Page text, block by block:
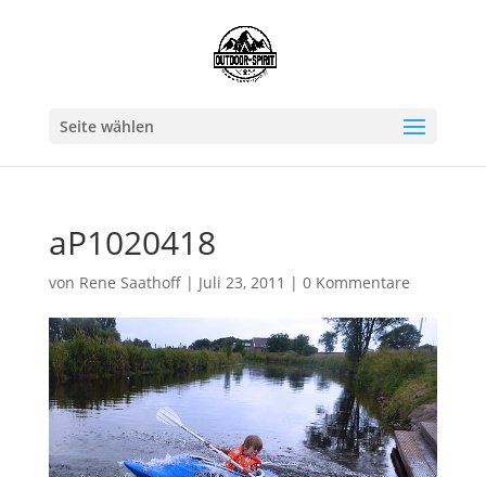
Seite wählen
aP1020418
von Rene Saathoff| Juli 23, 2011 | 0 Kommentare